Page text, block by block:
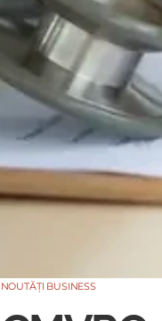
NOUTĂȚI BUSINESS